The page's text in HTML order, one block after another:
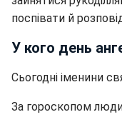
поспівати й
У кого день
Сьогодні іменини
За гороскопом